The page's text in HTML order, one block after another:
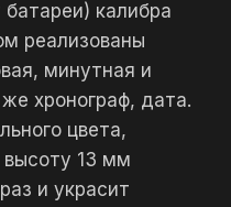
калибра
реализованы
минутная и
хронограф, дата.
цвета,
13 мм
и украсит